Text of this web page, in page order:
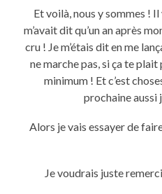
Et voilà, nous y sommes !
m’avait dit qu’un an après
cru ! Je m’étais dit en me
ne marche pas, si ça te plait
minimum ! Et c’est
prochaine aussi
Alors je vais essayer de
Je voudrais juste